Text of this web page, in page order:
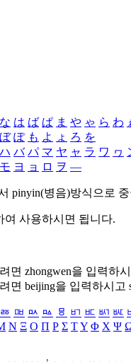
な は ば ぱ ま や ゃ ら わ
ぼ ぽ も よ ょ ろ を
ハ バ パ マ ヤ ャ ラ ワ ヮ
モ ヨ ョ ロ ヲ ―
pinyin(병음)방식으로
여 사용하시면 됩니다.
면 zhongwen을 입력하
면 beijing을 입력하시고
ㅭ ㅮ ㅯ ㅰ ㅱ ㅲ ㅳ ㅴ ㅵ
Ν Ξ Ο Π Ρ Σ ΤΥ Φ Χ Ψ